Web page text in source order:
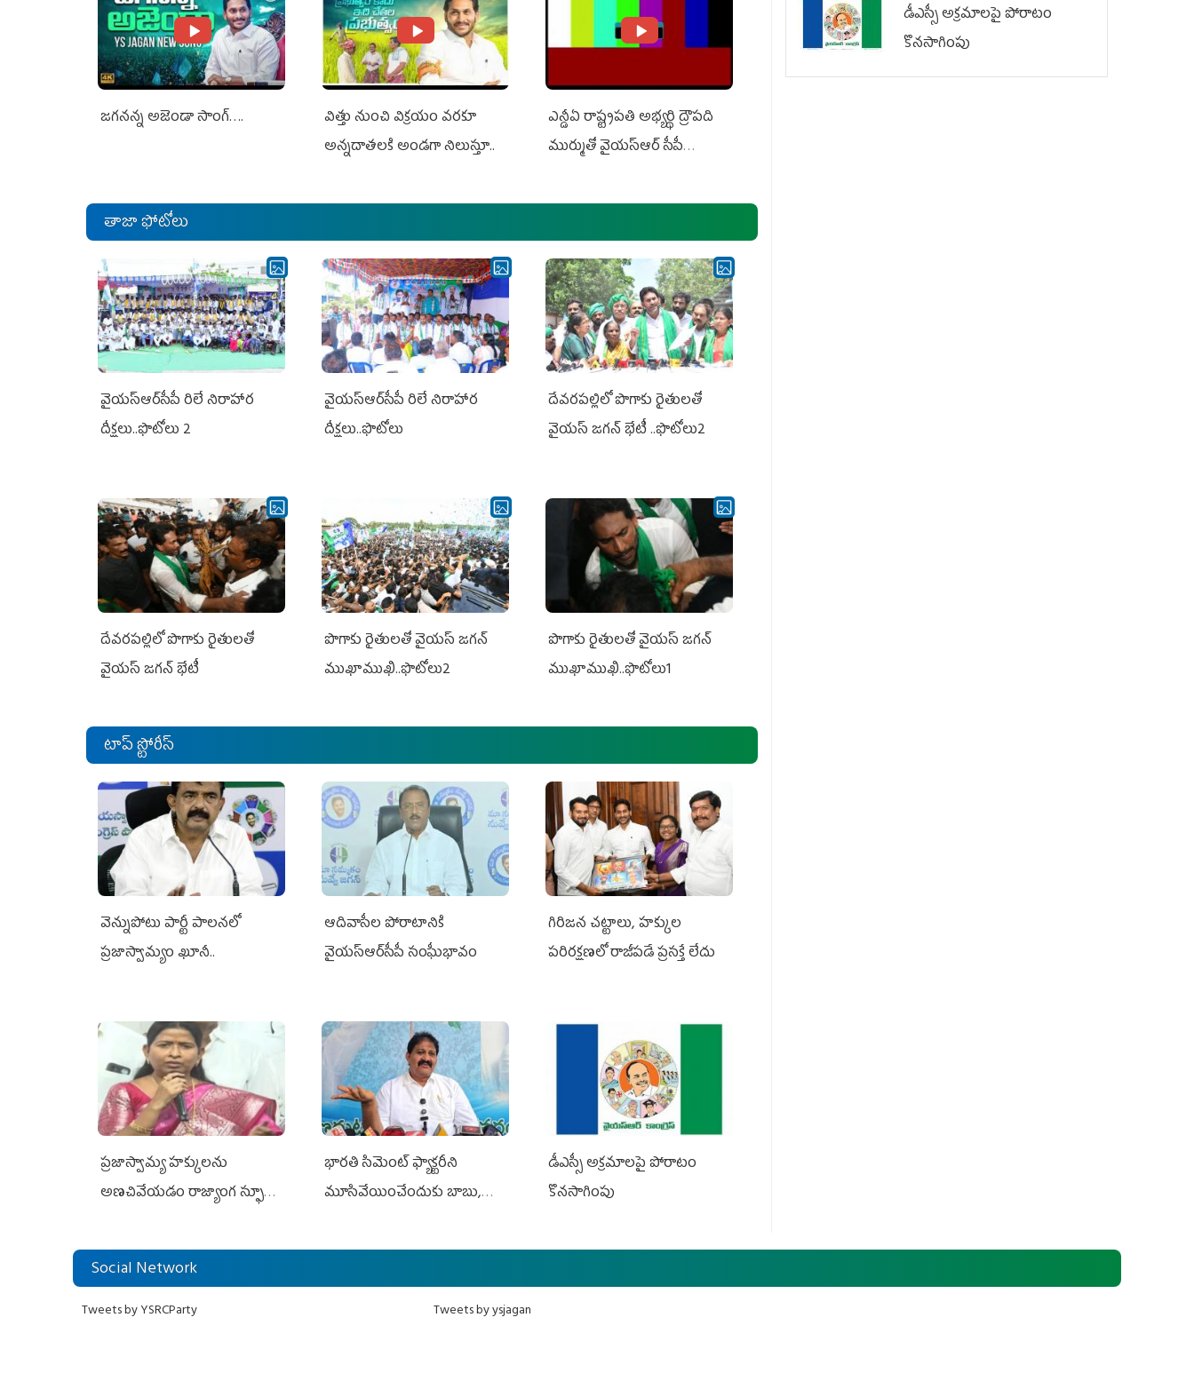
జగనన్న అజెండా సాంగ్….
విత్తు నుంచి విక్రయం వరకూ
అన్నదాతలకి అండగా నిలుస్తూ..
ఎన్డీఏ రాష్ట్ర‌ప‌తి అభ్య‌ర్థి ద్రౌప‌ది
ముర్ముతో వైయ‌స్ఆర్ సీపీ
ఎమ్మెల్యేలు, ఎంపీల స‌మావేశం
తాజా ఫోటోలు
వైయ‌స్ఆర్‌సీపీ రిలే నిరాహార
దీక్షలు..ఫొటోలు 2
వైయ‌స్ఆర్‌సీపీ రిలే నిరాహార
దీక్షలు..ఫొటోలు
దేవరపల్లిలో పొగాకు రైతులతో
వైయస్ జగన్ భేటీ ..ఫొటోలు2
దేవరపల్లిలో పొగాకు రైతులతో
వైయస్ జగన్ భేటీ
పొగాకు రైతుల‌తో వైయ‌స్ జ‌గ‌న్
ముఖాముఖి..ఫొటోలు2
పొగాకు రైతుల‌తో వైయ‌స్ జ‌గ‌న్
ముఖాముఖి..ఫొటోలు1
టాప్ స్టోరీస్
వెన్నుపోటు పార్టీ పాలనలో
ప్రజాస్వామ్యం ఖూనీ..
ఆదివాసీల పోరాటానికి
వైయ‌స్ఆర్‌సీపీ సంఘీభావం
గిరిజన చట్టాలు, హక్కుల
పరిరక్షణలో రాజీపడే ప్రసక్తే లేదు
ప్రజాస్వామ్య హక్కులను
అణచివేయడం రాజ్యాంగ స్ఫూర్తికి
భారతి సిమెంట్ ఫ్యాక్టరీని
మూసివేయించేందుకు బాబు,
డీఎస్సీ అక్రమాలపై పోరాటం
కొనసాగింపు
డీఎస్సీ అక్రమాలపై పోరాటం
కొనసాగింపు
Social Network
Tweets by YSRCParty Tweets by ysjagan